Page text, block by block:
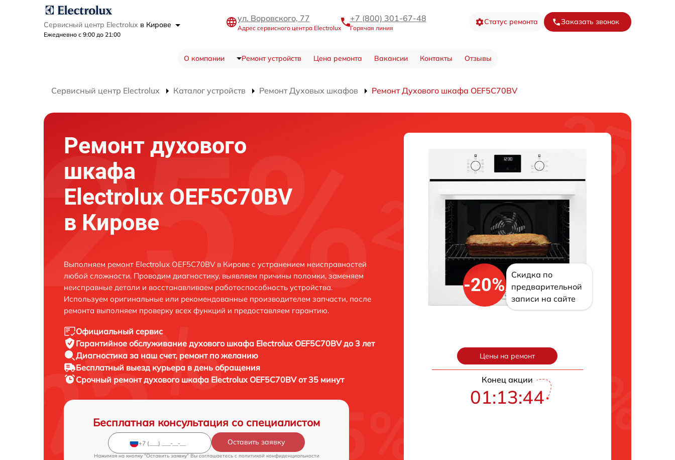
Сервисный центр Electrolux в Кирове
Ежедневно с 9:00 до 21:00
ул. Воровского, 77
Адрес сервисного центра Electrolux
+7 (800) 301-67-48
Горячая линия
Статус ремонта Заказать звонок
О компании Ремонт устройств Цена ремонта Вакансии Контакты Отзывы
Сервисный центр Electrolux Каталог устройств Ремонт Духовых шкафов Ремонт Духового шкафа OEF5C70BV
Ремонт духового
шкафа
Electrolux OEF5C70BV
в Кирове
Выполняем ремонт Electrolux OEF5C70BV в Кирове с устранением неисправностей
любой сложности. Проводим диагностику, выявляем причины поломки, заменяем
неисправные детали и восстанавливаем работоспособность устройства.
Используем оригинальные или рекомендованные производителем запчасти, после
ремонта выполняем проверку всех функций и предоставляем гарантию.
Официальный сервис
Гарантийное обслуживание духового шкафа Electrolux OEF5C70BV до 3 лет
Диагностика за наш счет, ремонт по желанию
Бесплатный выезд курьера в день обращения
Срочный ремонтдухового шкафа Electrolux OEF5C70BV от 35 минут
Бесплатная консультация со специалистом
Оставить заявку
Нажимая на кнопку "Оставить заявку" Вы соглашаетесь c политикой конфиденциальности
-20%
Скидка по
предварительной
записи на сайте
Цены на ремонт
Конец акции
01:13:43